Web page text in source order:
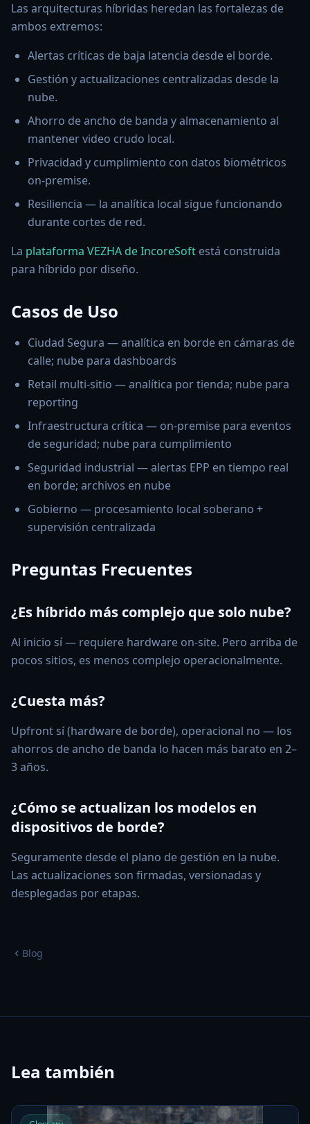
Las arquitecturas híbridas heredan las fortalezas de
ambos extremos:
Alertas críticas de baja latencia desde el borde.
Gestión y actualizaciones centralizadas desde la
nube.
Ahorro de ancho de banda y almacenamiento al
mantener video crudo local.
Privacidad y cumplimiento con datos biométricos
on-premise.
Resiliencia — la analítica local sigue funcionando
durante cortes de red.
La plataforma VEZHA de IncoreSoft está construida
para híbrido por diseño.
Casos de Uso
Ciudad Segura — analítica en borde en cámaras de
calle; nube para dashboards
Retail multi-sitio — analítica por tienda; nube para
reporting
Infraestructura crítica — on-premise para eventos
de seguridad; nube para cumplimiento
Seguridad industrial — alertas EPP en tiempo real
en borde; archivos en nube
Gobierno — procesamiento local soberano +
supervisión centralizada
Preguntas Frecuentes
¿Es híbrido más complejo que solo nube?
Al inicio sí — requiere hardware on-site. Pero arriba de
pocos sitios, es menos complejo operacionalmente.
¿Cuesta más?
Upfront sí (hardware de borde), operacional no — los
ahorros de ancho de banda lo hacen más barato en 2–
3 años.
¿Cómo se actualizan los modelos en
dispositivos de borde?
Seguramente desde el plano de gestión en la nube.
Las actualizaciones son firmadas, versionadas y
desplegadas por etapas.
Blog
Lea también